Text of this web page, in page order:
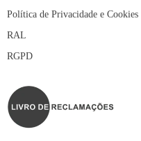
Política de Privacidade e Cookies
RAL
RGPD